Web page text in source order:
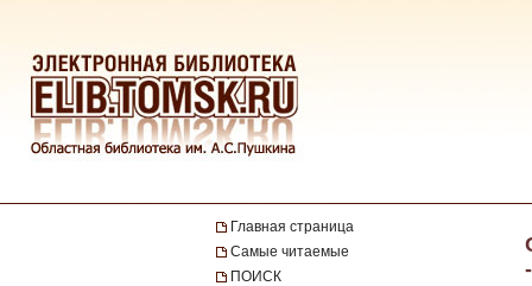
Главная страница
Самые читаемые
ПОИСК